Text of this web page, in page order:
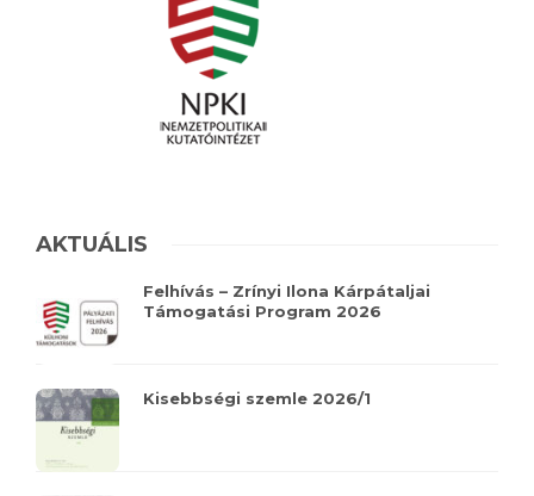
AKTUÁLIS
Felhívás – Zrínyi Ilona Kárpátaljai
Támogatási Program 2026
Kisebbségi szemle 2026/1